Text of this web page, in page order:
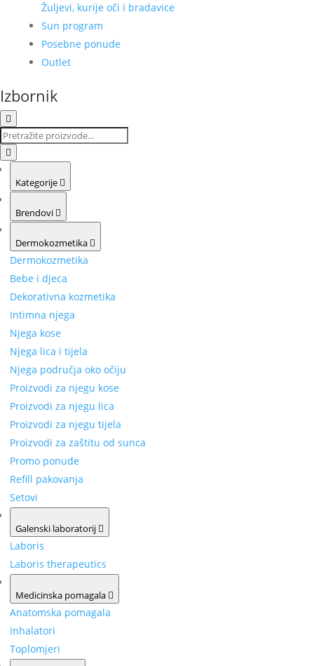
Žuljevi, kurije oči i bradavice
Sun program
Posebne ponude
Outlet
Izbornik
Kategorije
Brendovi
Dermokozmetika
Dermokozmetika
Bebe i djeca
Dekorativna kozmetika
Intimna njega
Njega kose
Njega lica i tijela
Njega područja oko očiju
Proizvodi za njegu kose
Proizvodi za njegu lica
Proizvodi za njegu tijela
Proizvodi za zaštitu od sunca
Promo ponude
Refill pakovanja
Setovi
Galenski laboratorij
Laboris
Laboris therapeutics
Medicinska pomagala
Anatomska pomagala
Inhalatori
Toplomjeri